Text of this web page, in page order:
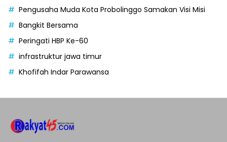
Pengusaha Muda Kota Probolinggo Samakan Visi Misi
Bangkit Bersama
Peringati HBP Ke-60
infrastruktur jawa timur
Khofifah Indar Parawansa